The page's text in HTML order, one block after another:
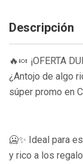
Descripción
🔥🍬 ¡OFERTA
¿Antojo de algo
súper promo en
🥶✨ Ideal para
y rico a los